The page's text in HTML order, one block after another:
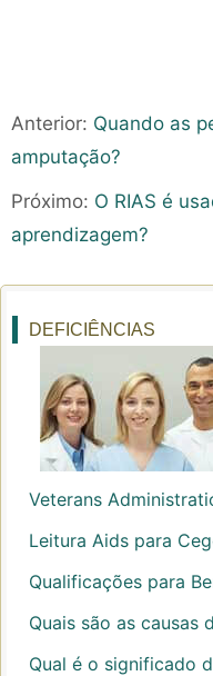
Anterior: Quando as
amputação?
Próximo: O RIAS é
aprendizagem?
DEFICIÊNCIAS
Veterans
Leitura Aids para
Qualificações para
Quais são as causas
Qual é o significado